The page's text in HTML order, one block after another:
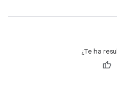
¿Te ha